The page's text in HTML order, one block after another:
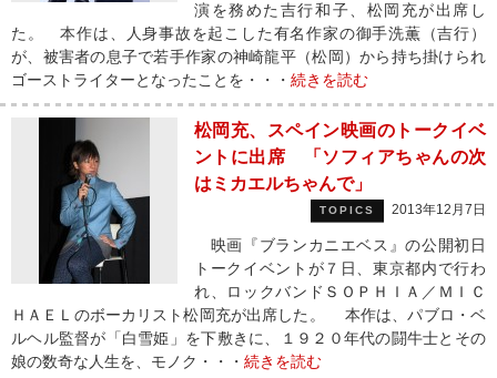
演を務めた吉行和子、松岡充が出席し
た。 本作は、人身事故を起こした有名作家の御手洗薫（吉行）
が、被害者の息子で若手作家の神崎龍平（松岡）から持ち掛けられ
ゴーストライターとなったことを・・・ 続きを読む
松岡充、スペイン映画のトークイベ
ントに出席 「ソフィアちゃんの次
はミカエルちゃんで」
TOPICS 2013年12月7日
映画『ブランカニエベス』の公開初日
トークイベントが７日、東京都内で行わ
れ、ロックバンドＳＯＰＨＩＡ／ＭＩＣ
ＨＡＥＬのボーカリスト松岡充が出席した。 本作は、パブロ・ベ
ルヘル監督が「白雪姫」を下敷きに、１９２０年代の闘牛士とその
娘の数奇な人生を、モノク・・・ 続きを読む